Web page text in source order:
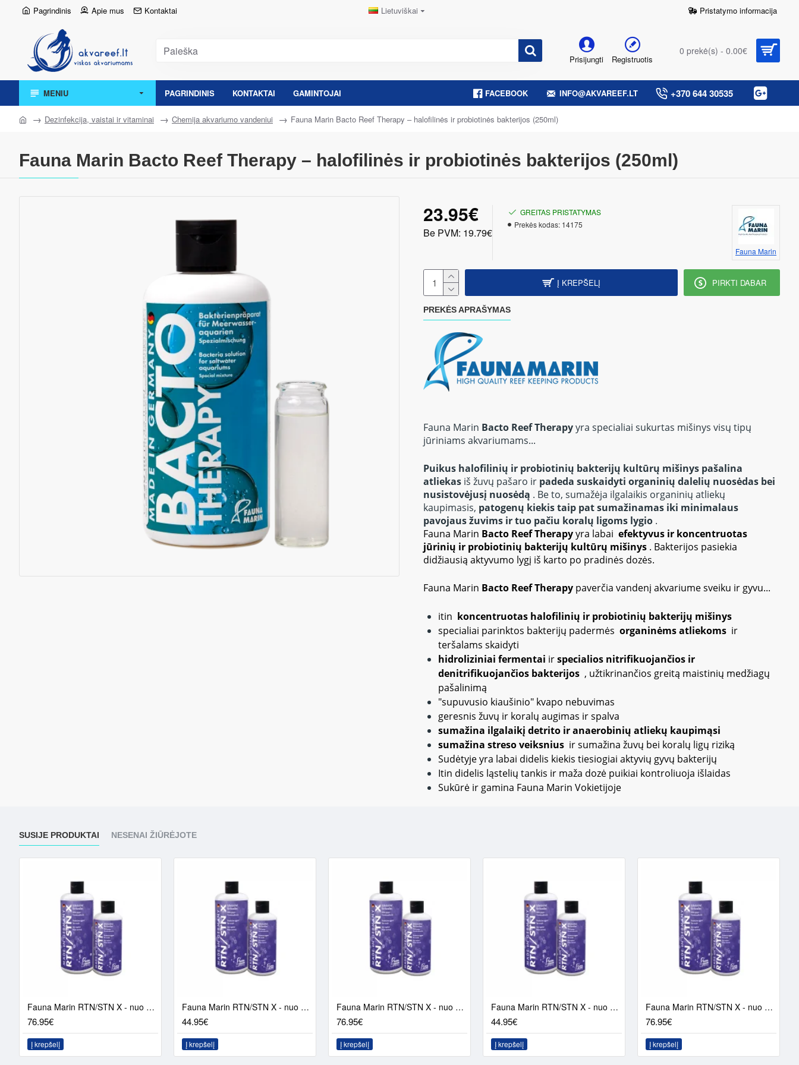
Pagrindinis Apie mus Kontaktai Lietuviškai Pristatymo informacija
Prisijungti Registruotis
0 prekė(s) - 0.00€
MENIU PAGRINDINIS KONTAKTAI GAMINTOJAI FACEBOOK INFO@AKVAREEF.LT +370 644 30535
Dezinfekcija, vaistai ir vitaminai Chemija akvariumo vandeniui Fauna Marin Bacto Reef Therapy – halofilinės ir probiotinės bakterijos (250ml)
Fauna Marin Bacto Reef Therapy – halofilinės ir probiotinės bakterijos (250ml)
23.95€
Be PVM: 19.79€
GREITAS PRISTATYMAS
Prekės kodas: 14175
Fauna Marin
Į KREPŠELĮ PIRKTI DABAR
PREKĖS APRAŠYMAS
Fauna Marin Bacto Reef Therapyyra specialiai sukurtas mišinys visų tipų
jūriniams akvariumams...
Puikus halofilinių ir probiotinių bakterijų kultūrų mišinys pašalina
atliekas iš žuvų pašaro ir padeda suskaidyti organinių dalelių nuosėdas bei
nusistovėjusį nuosėdą . Be to, sumažėja ilgalaikis organinių atliekų
kaupimasis, patogenų kiekis taip pat sumažinamas iki minimalaus
pavojaus žuvims ir tuo pačiu koralų ligoms lygio .
Fauna Marin Bacto Reef Therapyyra labai efektyvus ir koncentruotas
jūrinių ir probiotinių bakterijų kultūrų mišinys . Bakterijos pasiekia
didžiausią aktyvumo lygį iš karto po pradinės dozės.
Fauna Marin Bacto Reef Therapy paverčia vandenį akvariume sveiku ir gyvu...
itin koncentruotas halofilinių ir probiotinių bakterijų mišinys
specialiai parinktos bakterijų padermės organinėms atliekoms ir
teršalams skaidyti
hidroliziniai fermentai irspecialios nitrifikuojančios ir
denitrifikuojančios bakterijos , užtikrinančios greitą maistinių medžiagų
pašalinimą
"supuvusio kiaušinio" kvapo nebuvimas
geresnis žuvų ir koralų augimas ir spalva
sumažina ilgalaikį detrito ir anaerobinių atliekų kaupimąsi
sumažina streso veiksnius ir sumažina žuvų bei koralų ligų riziką
Sudėtyje yra labai didelis kiekis tiesiogiai aktyvių gyvų bakterijų
Itin didelis ląstelių tankis ir maža dozė puikiai kontroliuoja išlaidas
Sukūrė ir gamina Fauna Marin Vokietijoje
SUSIJE PRODUKTAI NESENAI ŽIŪRĖJOTE
Fauna Marin RTN/STN X - nuo audinių nekrozės (1000ml)
76.95€
Į krepšelį
Fauna Marin RTN/STN X - nuo audinių nekrozės (500ml)
44.95€
Į krepšelį
Fauna Marin RTN/STN X - nuo audinių nekrozės (1000ml)
76.95€
Į krepšelį
Fauna Marin RTN/STN X - nuo audinių nekrozės (500ml)
44.95€
Į krepšelį
Fauna Marin RTN/STN X - nuo audinių nekrozės (1000ml)
76.95€
Į krepšelį